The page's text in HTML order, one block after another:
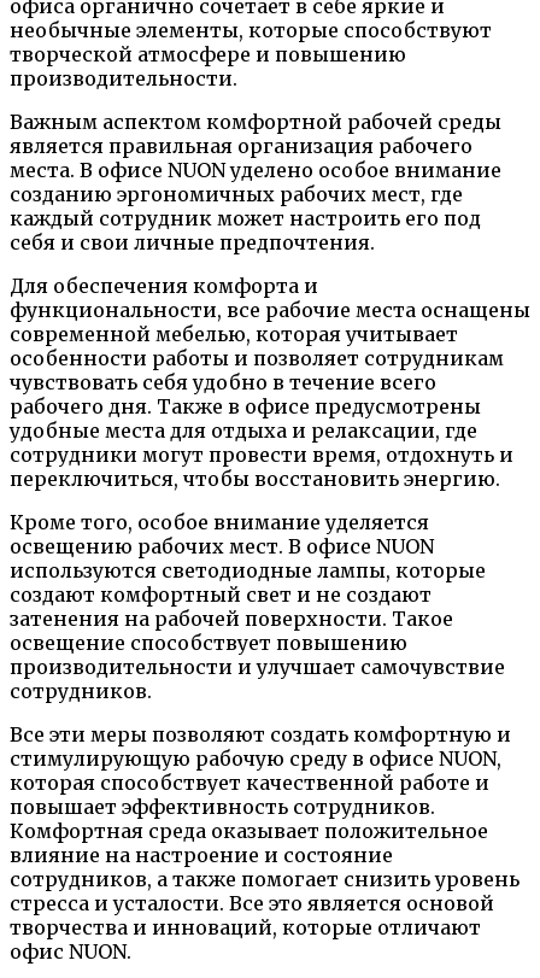
офиса органично сочетает в себе яркие и
необычные элементы, которые способствуют
творческой атмосфере и повышению
производительности.
Важным аспектом комфортной рабочей среды
является правильная организация рабочего
места. В офисе NUON уделено особое внимание
созданию эргономичных рабочих мест, где
каждый сотрудник может настроить его под
себя и свои личные предпочтения.
Для обеспечения комфорта и
функциональности, все рабочие места оснащены
современной мебелью, которая учитывает
особенности работы и позволяет сотрудникам
чувствовать себя удобно в течение всего
рабочего дня. Также в офисе предусмотрены
удобные места для отдыха и релаксации, где
сотрудники могут провести время, отдохнуть и
переключиться, чтобы восстановить энергию.
Кроме того, особое внимание уделяется
освещению рабочих мест. В офисе NUON
используются светодиодные лампы, которые
создают комфортный свет и не создают
затенения на рабочей поверхности. Такое
освещение способствует повышению
производительности и улучшает самочувствие
сотрудников.
Все эти меры позволяют создать комфортную и
стимулирующую рабочую среду в офисе NUON,
которая способствует качественной работе и
повышает эффективность сотрудников.
Комфортная среда оказывает положительное
влияние на настроение и состояние
сотрудников, а также помогает снизить уровень
стресса и усталости. Все это является основой
творчества и инноваций, которые отличают
офис NUON.